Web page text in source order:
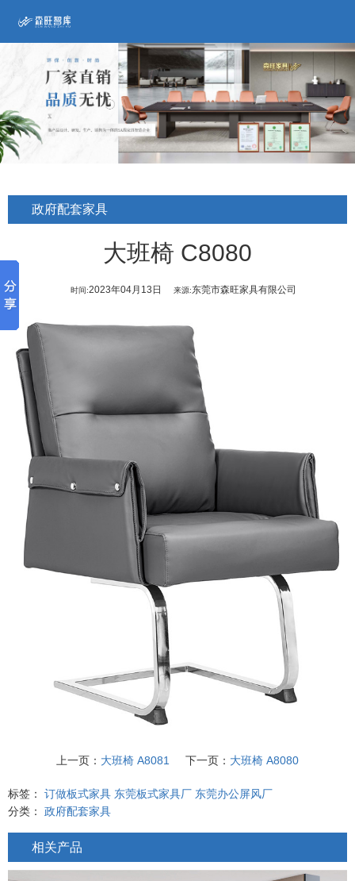
政府配套家具
大班椅 C8080
时间:2023年04月13日 来源:东莞市森旺家具有限公司
上一页： 大班椅 A8081 下一页： 大班椅 A8080
标签： 订做板式家具 东莞板式家具厂 东莞办公屏风厂
分类： 政府配套家具
相关产品